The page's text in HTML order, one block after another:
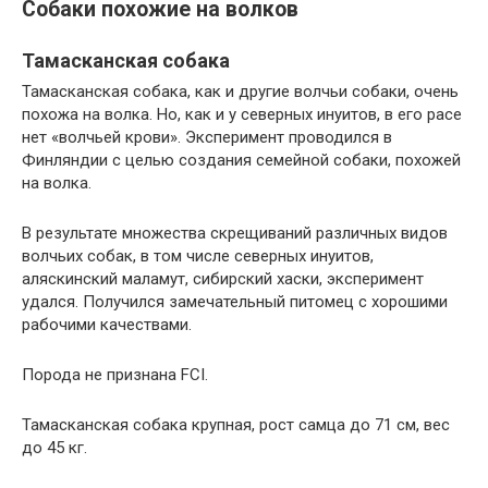
Собаки похожие на волков
Тамасканская собака
Тамасканская собака, как и другие волчьи собаки, очень
похожа на волка. Но, как и у северных инуитов, в его расе
нет «волчьей крови». Эксперимент проводился в
Финляндии с целью создания семейной собаки, похожей
на волка.
В результате множества скрещиваний различных видов
волчьих собак, в том числе северных инуитов,
аляскинский маламут, сибирский хаски, эксперимент
удался. Получился замечательный питомец с хорошими
рабочими качествами.
Порода не признана FCI.
Тамасканская собака крупная, рост самца до 71 см, вес
до 45 кг.